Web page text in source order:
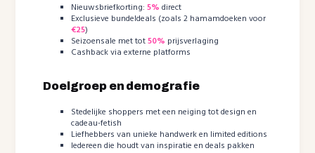
Nieuwsbriefkorting:5% direct
Exclusieve bundeldeals (zoals 2 hamamdoeken voor
€25)
Seizoensale met tot50% prijsverlaging
Cashback via externe platforms
Doelgroep en demografie
Stedelijke shoppers met een neiging tot design en
cadeau-fetish
Liefhebbers van unieke handwerk en limited editions
Iedereen die houdt van inspiratie en deals pakken